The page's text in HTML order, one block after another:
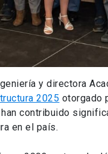
y directora
2025 otorgado
contribuido
en el país.